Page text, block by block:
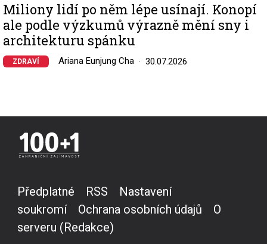
Miliony lidí po něm lépe usínají. Konopí
ale podle výzkumů výrazně mění sny i
architekturu spánku
ZDRAVÍ Ariana Eunjung Cha 30.07.2026
Předplatné RSS
Nastavení
soukromí
Ochrana osobních údajů
O
serveru (Redakce)